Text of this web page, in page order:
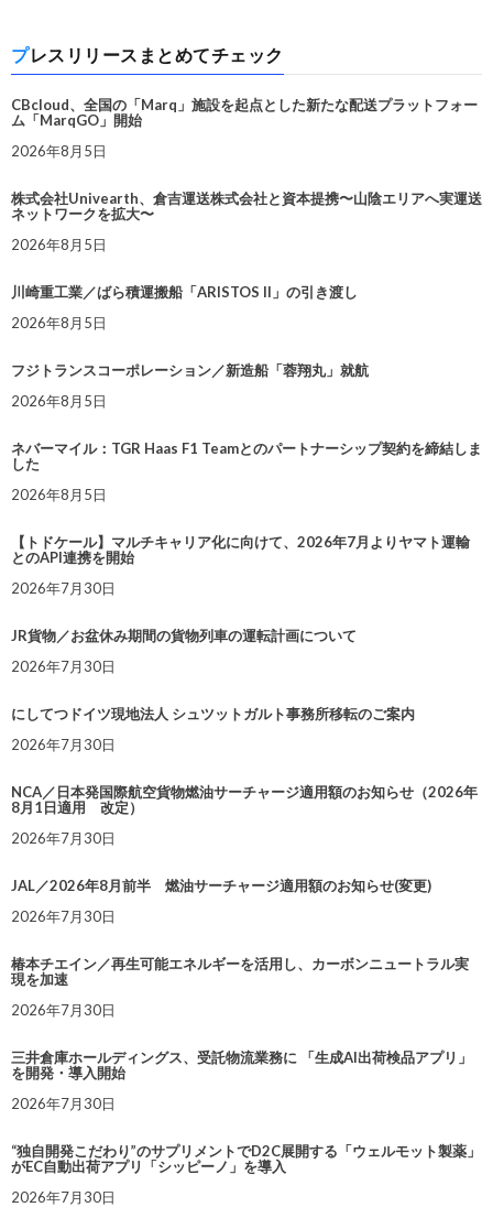
プレスリリースまとめてチェック
CBcloud、全国の「Marq」施設を起点とした新たな配送プラットフォー
ム「MarqGO」開始
2026年8月5日
株式会社Univearth、倉吉運送株式会社と資本提携〜山陰エリアへ実運送
ネットワークを拡大〜
2026年8月5日
川崎重工業／ばら積運搬船「ARISTOS II」の引き渡し
2026年8月5日
フジトランスコーポレーション／新造船「蓉翔丸」就航
2026年8月5日
ネバーマイル：TGR Haas F1 Teamとのパートナーシップ契約を締結しま
した
2026年8月5日
【トドケール】マルチキャリア化に向けて、2026年7月よりヤマト運輸
とのAPI連携を開始
2026年7月30日
JR貨物／お盆休み期間の貨物列車の運転計画について
2026年7月30日
にしてつドイツ現地法人 シュツットガルト事務所移転のご案内
2026年7月30日
NCA／日本発国際航空貨物燃油サーチャージ適用額のお知らせ（2026年
8月1日適用 改定）
2026年7月30日
JAL／2026年8月前半 燃油サーチャージ適用額のお知らせ(変更)
2026年7月30日
椿本チエイン／再生可能エネルギーを活用し、カーボンニュートラル実
現を加速
2026年7月30日
三井倉庫ホールディングス、受託物流業務に 「生成AI出荷検品アプリ」
を開発・導入開始
2026年7月30日
“独自開発こだわり”のサプリメントでD2C展開する「ウェルモット製薬」
がEC自動出荷アプリ「シッピーノ」を導入
2026年7月30日